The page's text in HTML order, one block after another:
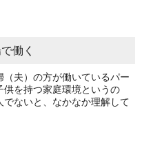
働く
夫）の方が働いているパー
供を持つ家庭環境というの
ないと、なかなか理解して